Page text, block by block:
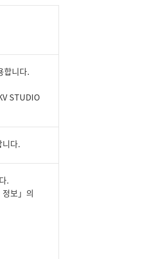
합니다.
STUDIO
니다.
.
보」의